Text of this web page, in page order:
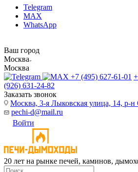
Telegram
MAX
WhatsApp
Ваш город
Москва
Москва
+7 (495) 627-61-01
(926) 631-24-82
Заказать звонок
Москва, 3-я Лыковская улица, 14, р-н
pechi-d@mail.ru
Войти
20 лет на рынке печей, каминов,